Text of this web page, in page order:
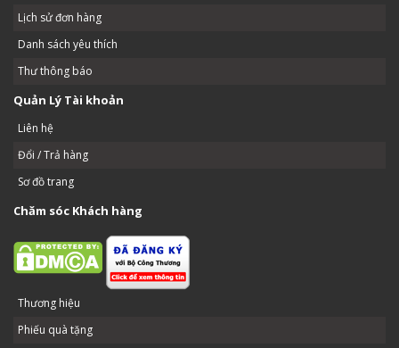
Lịch sử đơn hàng
Danh sách yêu thích
Thư thông báo
Quản Lý Tài khoản
Liên hệ
Đổi / Trả hàng
Sơ đồ trang
Chăm sóc Khách hàng
Thương hiệu
Phiếu quà tặng